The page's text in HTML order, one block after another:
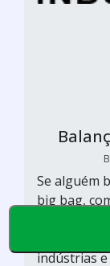
Se alguém
big bag,
meio da
indústrias